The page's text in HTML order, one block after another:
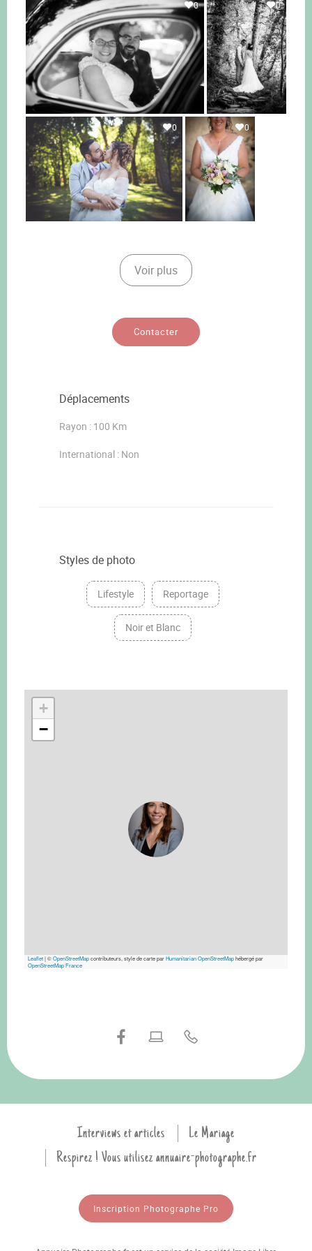
0 0
0 0
Voir plus
Contacter
Déplacements
Rayon : 100 Km
International : Non
Styles de photo
Lifestyle Reportage
Noir et Blanc
+
−
Leaflet|©OpenStreetMapcontributeurs, style de carte parHumanitarian OpenStreetMaphébergé par
OpenStreetMap France
Interviews et articles
Le Mariage
Respirez ! Vous utilisez annuaire-photographe.fr
Inscription Photographe Pro